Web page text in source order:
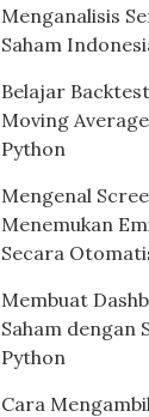
Menganalisis
Saham
Belajar
Moving
Python
Mengenal
Menemukan
Secara
Membuat
Saham dengan
Python
Cara